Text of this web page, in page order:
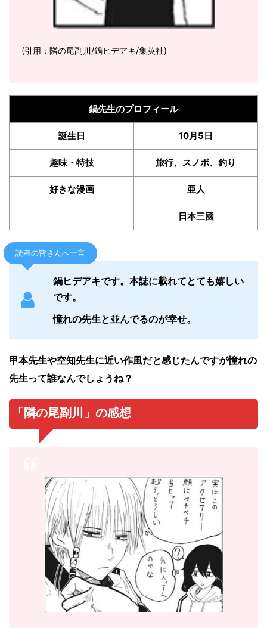
(引用：隣の尾副川/鍋ヒデアキ/集英社)
鍋先生のプロフィール
誕生日 10月5日
趣味・特技 旅行、スノボ、釣り
好きな漫画 亜人
日本三國
読者の皆さんへ一言
鍋ヒデアキです。本誌に載れてとても嬉しい
です。
憧れの先生と並んでるのが幸せ。
甲本先生や空知先生に近い作風だと感じたんですが憧れの
先生って誰なんでしょうね？
「隣の尾副川」 の感想